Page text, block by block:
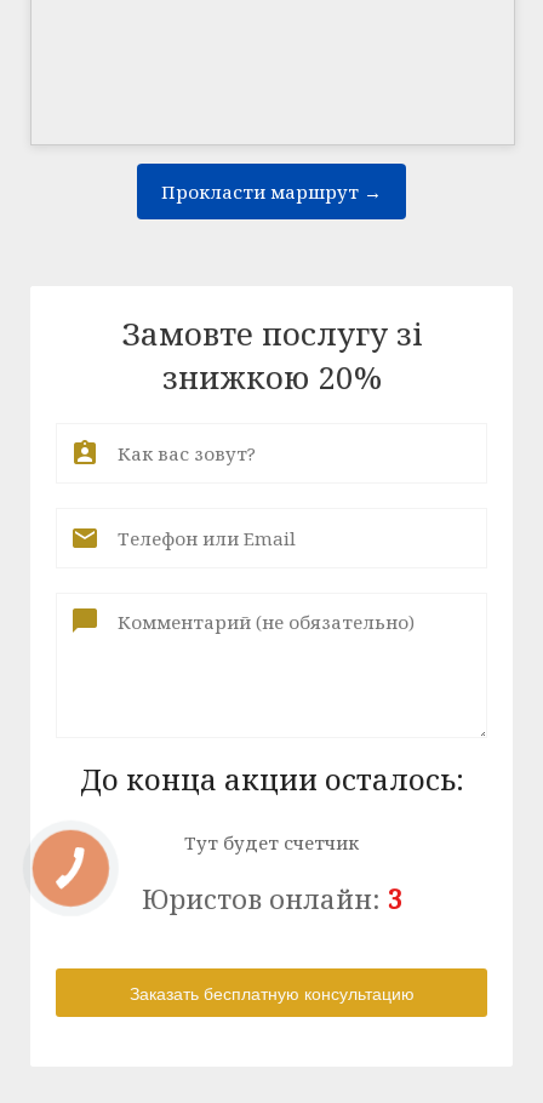
Прокласти маршрут →
Замовте послугу зі
знижкою 20%
До конца акции осталось:
Тут будет счетчик
Юристов онлайн: 3